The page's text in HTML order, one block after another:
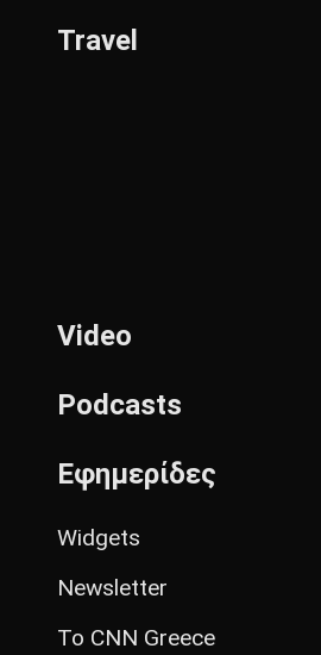
Travel
Video
Podcasts
Εφημερίδες
Widgets
Newsletter
Το CNN Greece